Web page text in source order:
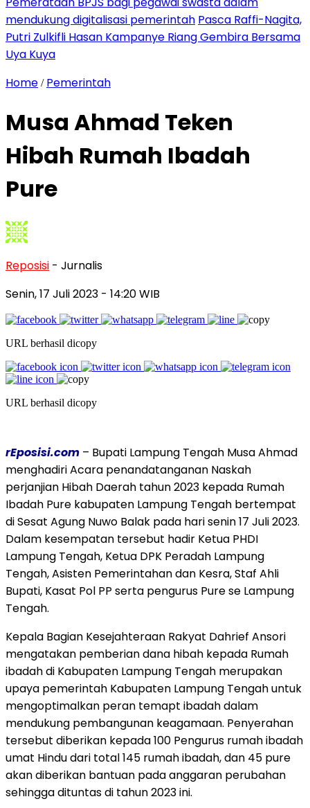
mendukung digitalisasi pemerintah Pasca Raffi-Nagita,
Putri Zulkifli Hasan Kampanye Riang Gembira Bersama
Uya Kuya
Home / Pemerintah
Musa Ahmad Teken
Hibah Rumah Ibadah
Pure
Reposisi - Jurnalis
Senin, 17 Juli 2023 - 14:20 WIB
URL berhasil dicopy
URL berhasil dicopy
rEposisi.com – Bupati Lampung Tengah Musa Ahmad
menghadiri Acara penandatanganan Naskah
perjanjian Hibah Daerah tahun 2023 kepada Rumah
Ibadah Pure kabupaten Lampung Tengah bertempat
di Sesat Agung Nuwo Balak pada hari senin 17 Juli 2023.
Dalam kesempatan tersebut hadir Ketua PHDI
Lampung Tengah, Ketua DPK Peradah Lampung
Tengah, Asisten Pemerintahan dan Kesra, Staf Ahli
Bupati, Kasat Pol PP serta pengurus Pure se Lampung
Tengah.
Kepala Bagian Kesejahteraan Rakyat Dahrief Ansori
mengatakan pemberian dana hibah kepada Rumah
ibadah di Kabupaten Lampung Tengah merupakan
upaya pemerintah Kabupaten Lampung Tengah untuk
mengoptimalkan peran temapt ibadah dalam
mendukung pembangunan keagamaan. Penyerahan
tersebut diberikan kepada 100 Pengurus rumah ibadah
umat Hindu dari total 145 rumah ibadah, dan 45 pure
akan diberikan bantuan pada anggaran perubahan
sehingga dituntas di tahun 2023 ini.